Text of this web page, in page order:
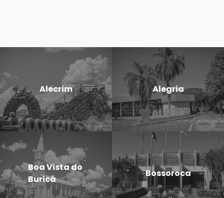
Alecrim Alegria
Boa Vista do
Buricá
Bossoroca